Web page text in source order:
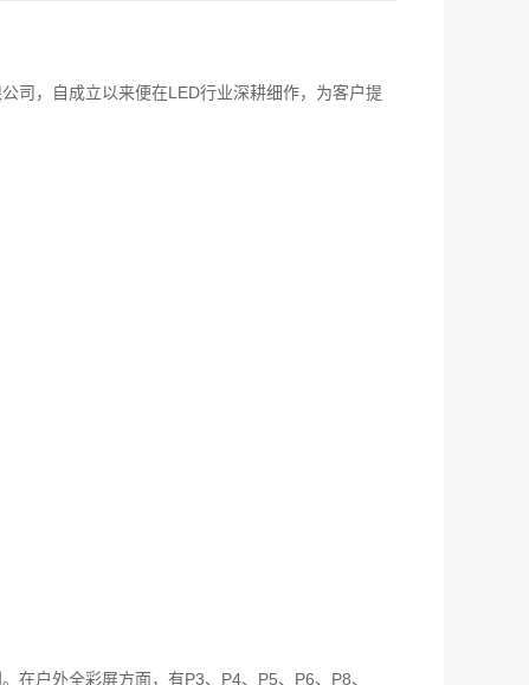
司，自成立以来便在LED行业深耕细作，为客户提
在户外全彩屏方面，有P3、P4、P5、P6、P8、